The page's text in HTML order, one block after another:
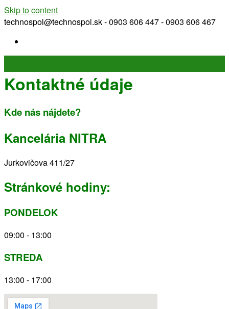
Skip to content
technospol@technospol.sk - 0903 606 447 - 0903 606 467
Kontaktné údaje
Kde nás nájdete?
Kancelária NITRA
Jurkovičova 411/27
Stránkové hodiny:
PONDELOK
09:00 - 13:00
STREDA
13:00 - 17:00